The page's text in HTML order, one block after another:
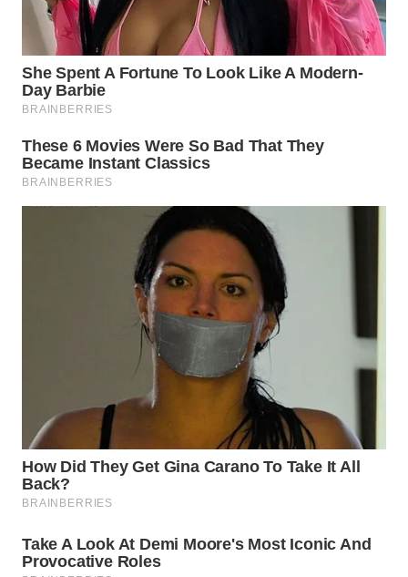
LANGKAT
WN
TAPANULI
SELATAN
WN
TANJUNG
LESUNG
TAPANULI
TENGAH
SERDANG